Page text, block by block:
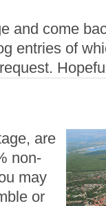
and come
entries of
are
non-
may
or